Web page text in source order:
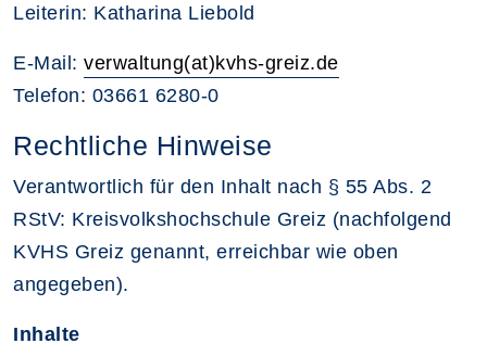
Leiterin: Katharina Liebold
E-Mail: verwaltung(at)kvhs-greiz.de
Telefon: 03661 6280-0
Rechtliche Hinweise
Verantwortlich für den Inhalt nach § 55 Abs. 2
RStV: Kreisvolkshochschule Greiz (nachfolgend
KVHS Greiz genannt, erreichbar wie oben
angegeben).
Inhalte